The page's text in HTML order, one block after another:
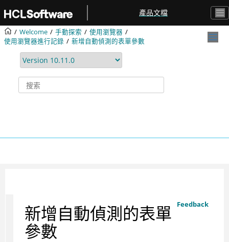
產品文檔
Welcome 手動探索
使用瀏覽器
使用瀏覽器進行記錄
新增自動偵測的表單參數
Feedback
新增自動偵測的表單
參數